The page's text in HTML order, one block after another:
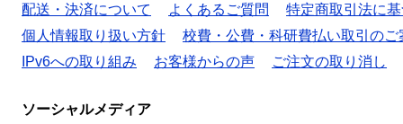
配送・決済について
よくあるご質問
特定商取引法に
個人情報取り扱い方針
校費・公費・科研費払い取引のご
IPv6への取り組み
お客様からの声 ご注文の取り消し
ソーシャルメディア